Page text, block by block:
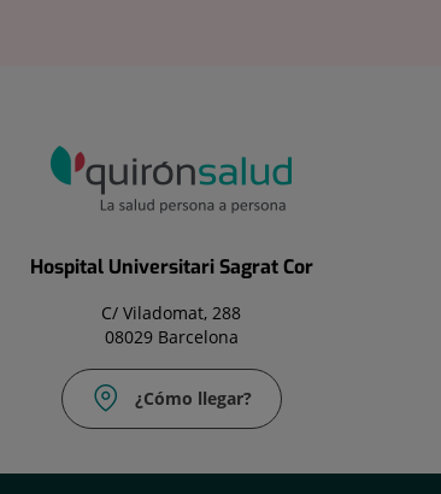
Hospital Universitari Sagrat Cor
C/ Viladomat, 288
08029 Barcelona
¿Cómo llegar?